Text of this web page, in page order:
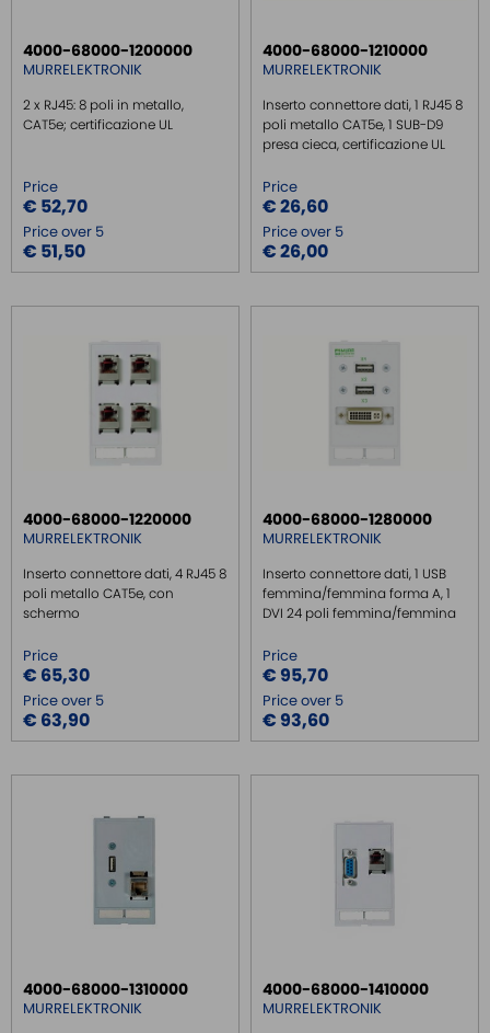
4000-68000-1200000
MURRELEKTRONIK
2 x RJ45: 8 poli in metallo,
CAT5e; certificazione UL
Price
€ 52,70
Price over 5
€ 51,50
4000-68000-1210000
MURRELEKTRONIK
Inserto connettore dati, 1 RJ45 8
poli metallo CAT5e, 1 SUB-D9
presa cieca, certificazione UL
Price
€ 26,60
Price over 5
€ 26,00
4000-68000-1220000
MURRELEKTRONIK
Inserto connettore dati, 4 RJ45 8
poli metallo CAT5e, con
schermo
Price
€ 65,30
Price over 5
€ 63,90
4000-68000-1280000
MURRELEKTRONIK
Inserto connettore dati, 1 USB
femmina/femmina forma A, 1
DVI 24 poli femmina/femmina
Price
€ 95,70
Price over 5
€ 93,60
4000-68000-1310000
MURRELEKTRONIK
4000-68000-1410000
MURRELEKTRONIK